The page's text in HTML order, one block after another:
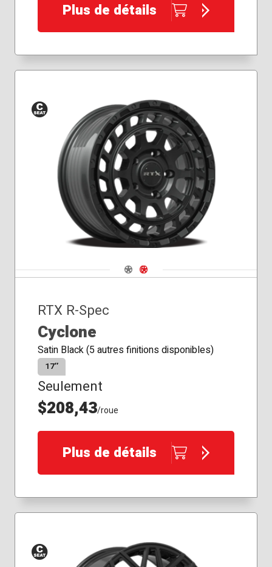
Plus de détails
Siège
conique
Navigate 1
Navigate 2
RTX R-Spec
Cyclone
Satin Black (5 autres finitions disponibles)
17″
Seulement
$208,43/roue
Plus de détails